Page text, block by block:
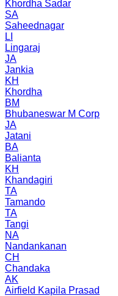
Khordha Sadar
SA
Saheednagar
LI
Lingaraj
JA
Jankia
KH
Khordha
BM
Bhubaneswar M Corp
JA
Jatani
BA
Balianta
KH
Khandagiri
TA
Tamando
TA
Tangi
NA
Nandankanan
CH
Chandaka
AK
Airfield Kapila Prasad